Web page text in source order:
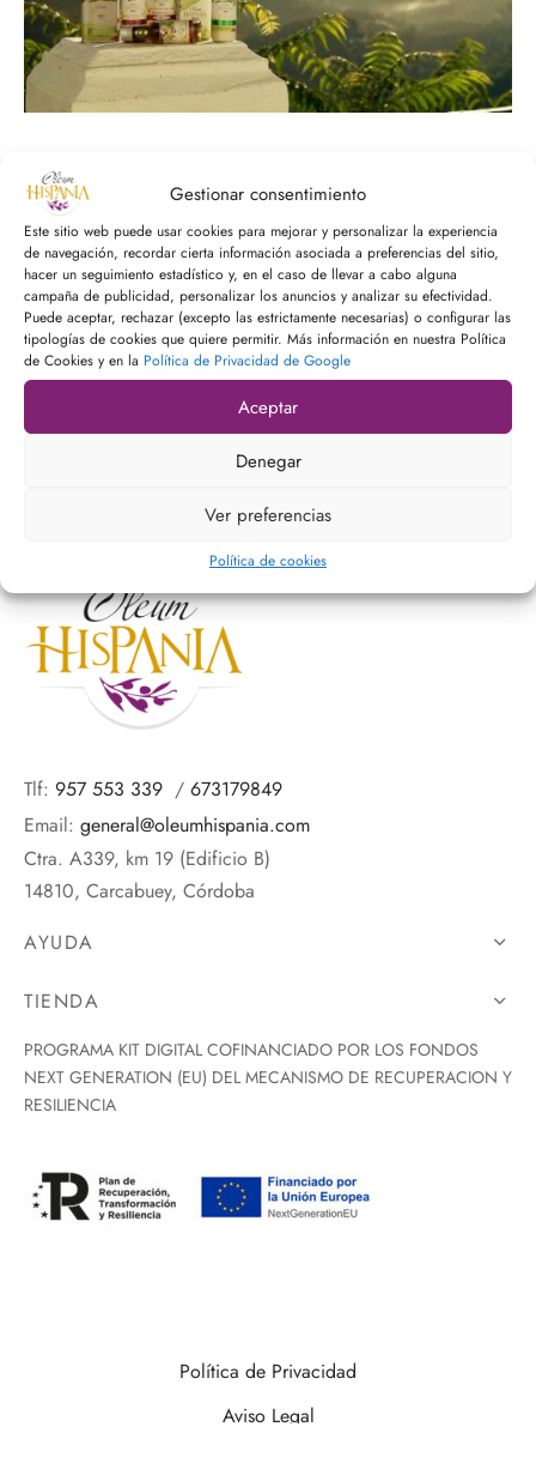
Gestionar consentimiento
Este sitio web puede usar cookies para mejorar y personalizar la experiencia
de navegación, recordar cierta información asociada a preferencias del sitio,
hacer un seguimiento estadístico y, en el caso de llevar a cabo alguna
campaña de publicidad, personalizar los anuncios y analizar su efectividad.
Puede aceptar, rechazar (excepto las estrictamente necesarias) o configurar las
tipologías de cookies que quiere permitir. Más información en nuestra Política
de Cookies y en la Política de Privacidad de Google
Aceptar
Denegar
Ver preferencias
Política de cookies
Seguro que alguna vez te has quedado mirando las
estanterías del súper o de una tienda online y has pensado:
“Vale, el aceite lo tengo claro, ¡pero qué lío con los
envases! ¿Mejor la garrafa, la lata o la botella?” Tranquilo,
no eres el único. Y la respuesta no es […]
Ver más
Tlf: 957 553 339 / 673179849
Email: general@oleumhispania.com
Ctra. A339, km 19 (Edificio B)
14810, Carcabuey, Córdoba
AYUDA
TIENDA
PROGRAMA KIT DIGITAL COFINANCIADO POR LOS FONDOS
NEXT GENERATION (EU) DEL MECANISMO DE RECUPERACION Y
RESILIENCIA
Política de Privacidad
Aviso Legal